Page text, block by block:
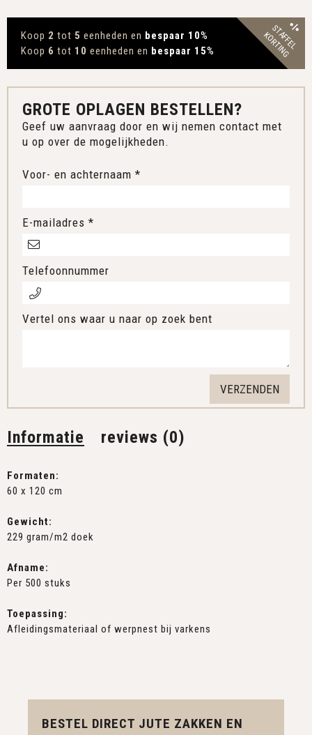
Informatie reviews (0)
Formaten:
60 x 120 cm
Gewicht:
229 gram/m2 doek
Afname:
Per 500 stuks
Toepassing:
Afleidingsmateriaal of werpnest bij varkens
Koop 2 tot 5 eenheden en bespaar 10%
Koop 6 tot 10 eenheden en bespaar 15% STAFFEL
KORTING
GROTE OPLAGEN BESTELLEN?
Geef uw aanvraag door en wij nemen contact met
u op over de mogelijkheden.
Voor- en achternaam *
E-mailadres *
Telefoonnummer
Vertel ons waar u naar op zoek bent
BESTEL DIRECT JUTE ZAKKEN EN